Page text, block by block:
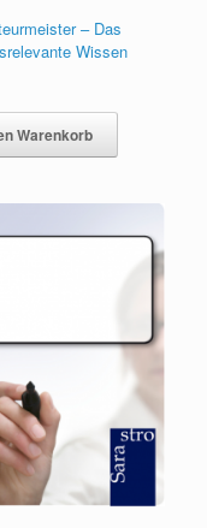
– Das
Wissen
Warenkorb